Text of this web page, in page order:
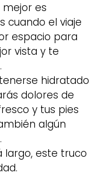
mejor es
cuando el viaje
espacio para
vista y te
hidratado
dolores de
y tus pies
algún
largo, este truco